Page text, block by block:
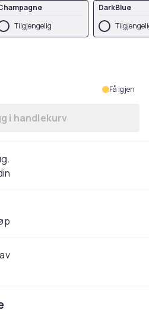
Tilgjengelig
DarkBlue
Få igjen
Legg Sovemaske 100 %
i handlekurv